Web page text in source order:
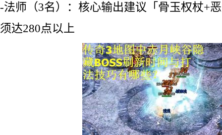
-法师（3名）：核心输出建议「骨玉权杖+
须达280点以上